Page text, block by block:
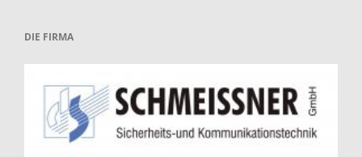
DIE FIRMA